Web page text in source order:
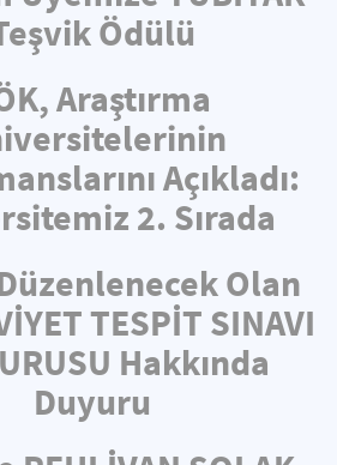
Ödülü
Araştırma
Açıkladı:
2. Sırada
Olan
TESPİT SINAVI
Hakkında
Duyuru